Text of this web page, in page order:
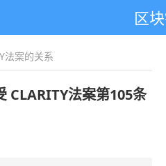
区
法案的关系
CLARITY法案第105条